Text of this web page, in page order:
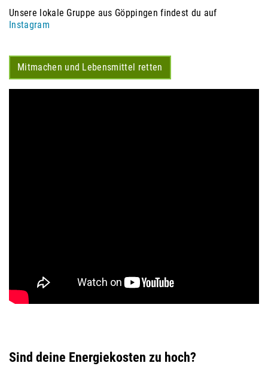
Unsere lokale Gruppe aus Göppingen findest du auf
Instagram
Mitmachen und Lebensmittel retten
Sind deine Energiekosten zu hoch?